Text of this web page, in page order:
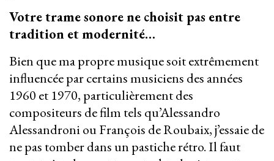
Votre trame sonore ne choisit pas entre
tradition et modernité…
Bien que ma propre musique soit extrêmement
influencée par certains musiciens des années
1960 et 1970, particulièrement des
compositeurs de film tels qu’Alessandro
Alessandroni ou François de Roubaix, j’essaie de
ne pas tomber dans un pastiche rétro. Il faut